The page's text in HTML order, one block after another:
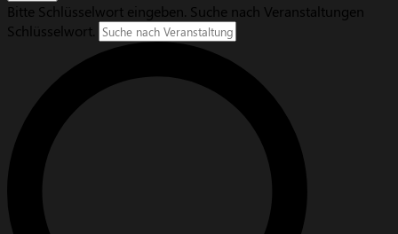
Bitte Schlüsselwort eingeben. Suche nach Veranstaltungen
Schlüsselwort.